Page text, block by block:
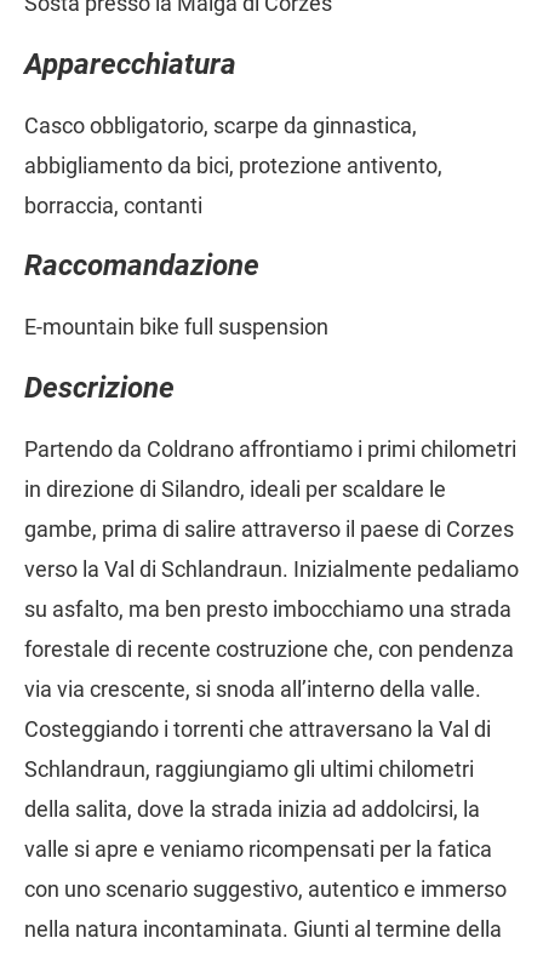
Apparecchiatura
Casco obbligatorio, scarpe da ginnastica,
abbigliamento da bici, protezione antivento,
borraccia, contanti
Raccomandazione
E-mountain bike full suspension
Descrizione
Partendo da Coldrano affrontiamo i primi chilometri
in direzione di Silandro, ideali per scaldare le
gambe, prima di salire attraverso il paese di Corzes
verso la Val di Schlandraun. Inizialmente pedaliamo
su asfalto, ma ben presto imbocchiamo una strada
forestale di recente costruzione che, con pendenza
via via crescente, si snoda all’interno della valle.
Costeggiando i torrenti che attraversano la Val di
Schlandraun, raggiungiamo gli ultimi chilometri
della salita, dove la strada inizia ad addolcirsi, la
valle si apre e veniamo ricompensati per la fatica
con uno scenario suggestivo, autentico e immerso
nella natura incontaminata. Giunti al termine della